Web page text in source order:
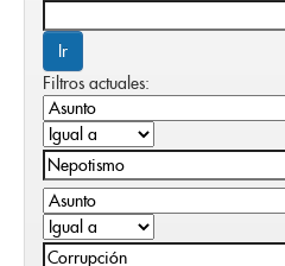
Filtros actuales: